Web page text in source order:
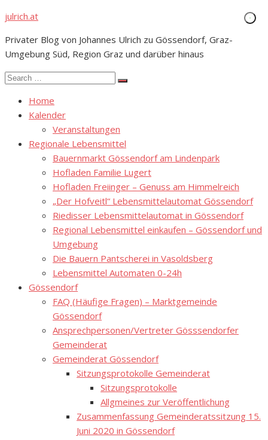
Skip
content
julrich.at
Privater Blog von Johannes Ulrich zu Gössendorf, Graz-
Umgebung Süd, Region Graz und darüber hinaus
Search
Search
Home
Kalender
Veranstaltungen
Regionale Lebensmittel
Bauernmarkt Gössendorf am Lindenpark
Hofladen Familie Lugert
Hofladen Freiinger – Genuss am Himmelreich
„Der Hofveitl“ Lebensmittelautomat Gössendorf
Riedisser Lebensmittelautomat in Gössendorf
Regional Lebensmittel einkaufen – Gössendorf und
Umgebung
Die Bauern Pantscherei in Vasoldsberg
Lebensmittel Automaten 0-24h
Gössendorf
FAQ (Häufige Fragen) – Marktgemeinde
Gössendorf
Ansprechpersonen/Vertreter Gösssendorfer
Gemeinderat
Gemeinderat Gössendorf
Sitzungsprotokolle Gemeinderat
Sitzungsprotokolle
Allgmeines zur Veröffentlichung
Zusammenfassung Gemeinderatssitzung 15.
Juni 2020 in Gössendorf